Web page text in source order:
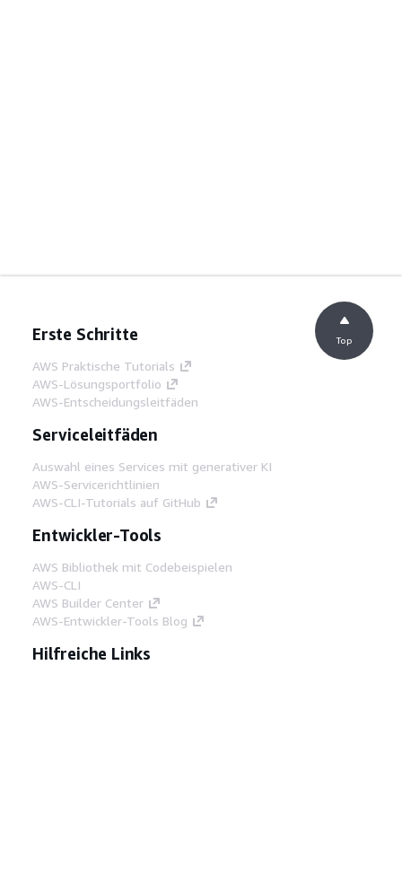
Erste Schritte
AWS Praktische Tutorials
AWS-Lösungsportfolio
AWS-Entscheidungsleitfäden
Serviceleitfäden
Auswahl eines Services mit generativer KI
AWS-Servicerichtlinien
AWS-CLI-Tutorials auf GitHub
Entwickler-Tools
AWS Bibliothek mit Codebeispielen
AWS-CLI
AWS Builder Center
AWS-Entwickler-Tools Blog
Hilfreiche Links
Top